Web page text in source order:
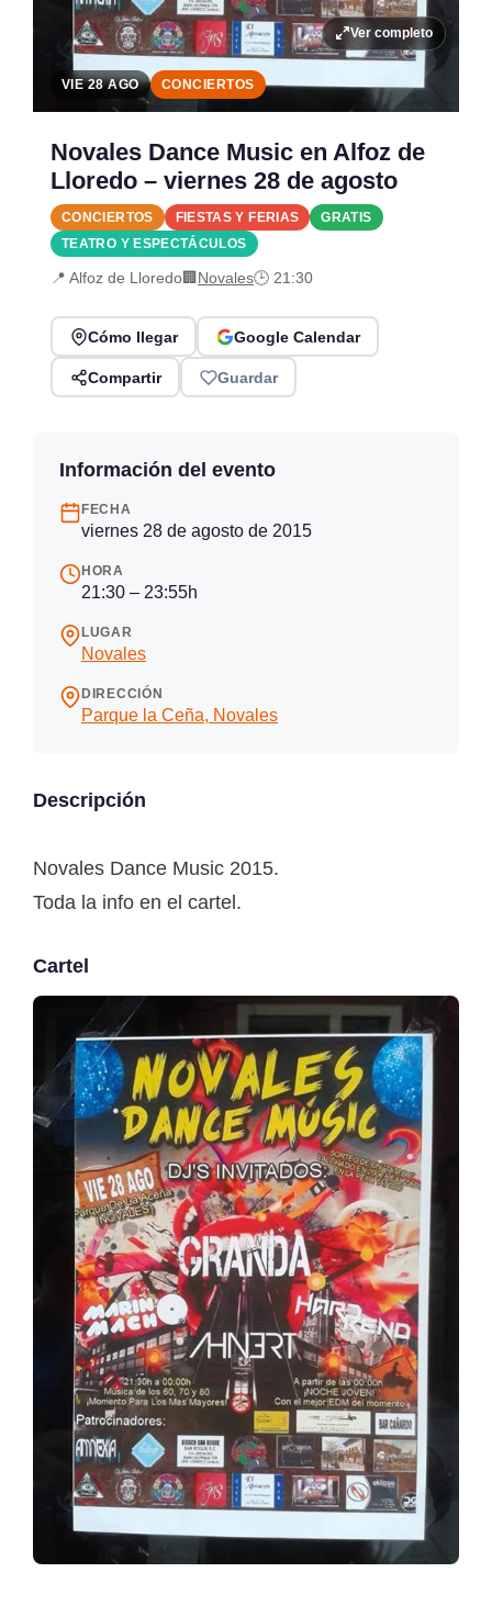
Ver completo
VIE 28 AGO CONCIERTOS
Novales Dance Music en Alfoz de
Lloredo – viernes 28 de agosto
CONCIERTOS FIESTAS Y FERIAS
GRATIS
TEATRO Y ESPECTÁCULOS
📍 Alfoz de Lloredo🏢 Novales🕒 21:30
Cómo llegar Google Calendar
Compartir Guardar
Información del evento
FECHA
viernes 28 de agosto de 2015
HORA
21:30 – 23:55h
LUGAR
Novales
DIRECCIÓN
Parque la Ceña, Novales
Descripción
Novales Dance Music 2015.
Toda la info en el cartel.
Cartel